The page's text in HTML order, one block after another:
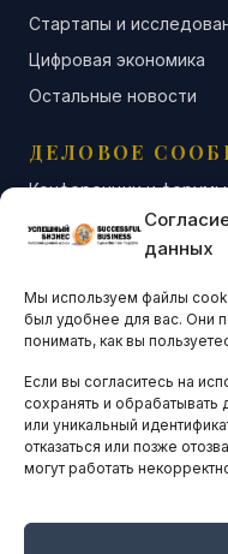
данных
Мы используем файлы
был удобнее для вас. Они
понимать, как вы
Если вы согласитесь на
сохранять и
или уникальный
отказаться или позже
могут работать
Стартапы и
Цифровая экономика
Остальные новости
ДЕЛОВОЕ
Конференции и форумы
Бизнес-клубы и
Остальные новости
АНАЛИТИКА И
ARTICLES IN
НАВИГАЦИЯ